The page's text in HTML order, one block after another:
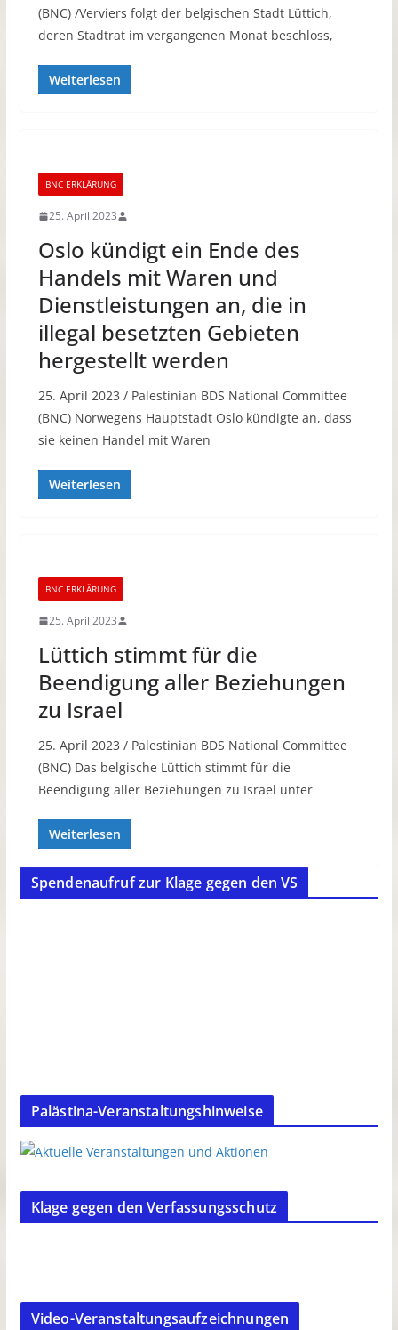
(BNC) /Verviers folgt der belgischen Stadt Lüttich,
deren Stadtrat im vergangenen Monat beschloss,
Weiterlesen
BNC ERKLÄRUNG
25. April 2023
Oslo kündigt ein Ende des
Handels mit Waren und
Dienstleistungen an, die in
illegal besetzten Gebieten
hergestellt werden
25. April 2023 / Palestinian BDS National Committee
(BNC) Norwegens Hauptstadt Oslo kündigte an, dass
sie keinen Handel mit Waren
Weiterlesen
BNC ERKLÄRUNG
25. April 2023
Lüttich stimmt für die
Beendigung aller Beziehungen
zu Israel
25. April 2023 / Palestinian BDS National Committee
(BNC) Das belgische Lüttich stimmt für die
Beendigung aller Beziehungen zu Israel unter
Weiterlesen
Spendenaufruf zur Klage gegen den VS
Palästina-Veranstaltungshinweise
Klage gegen den Verfassungsschutz
Video-Veranstaltungsaufzeichnungen